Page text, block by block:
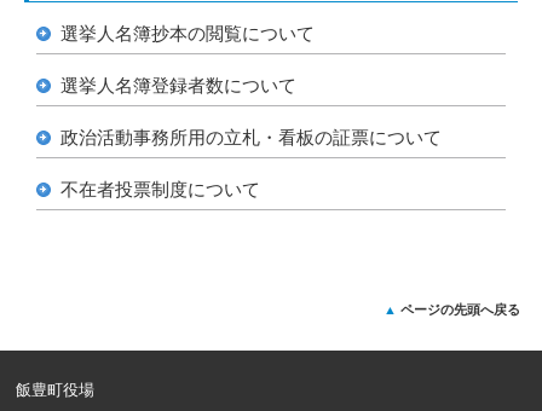
選挙人名簿抄本の閲覧について
選挙人名簿登録者数について
政治活動事務所用の立札・看板の証票について
不在者投票制度について
ページの先頭へ戻る
飯豊町役場